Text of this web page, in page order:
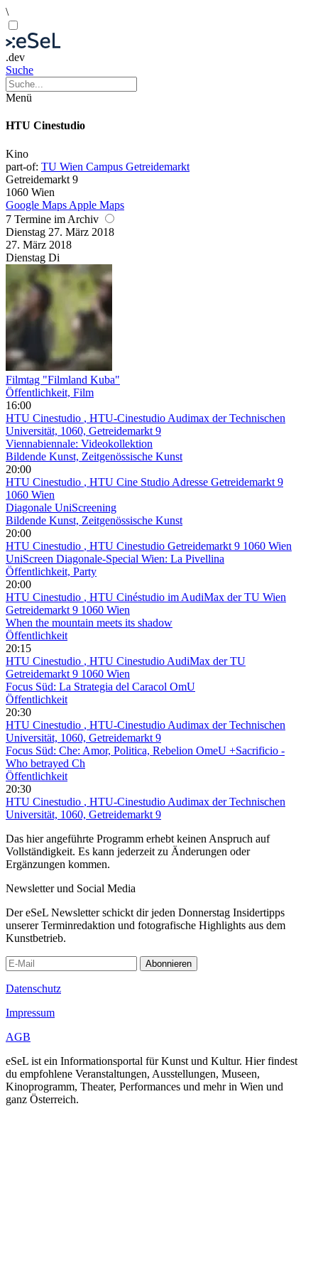
\
.dev
Suche
Menü
HTU Cinestudio
Kino
part-of: TU Wien Campus Getreidemarkt
Getreidemarkt 9
1060 Wien
Google Maps Apple Maps
7 Termine im Archiv
Dienstag 27. März 2018
27. März 2018
Dienstag Di
Filmtag "Filmland Kuba"
Öffentlichkeit, Film
16:00
HTU Cinestudio , HTU-Cinestudio Audimax der Technischen
Universität, 1060, Getreidemarkt 9
Viennabiennale: Videokollektion
Bildende Kunst, Zeitgenössische Kunst
20:00
HTU Cinestudio , HTU Cine Studio Adresse Getreidemarkt 9
1060 Wien
Diagonale UniScreening
Bildende Kunst, Zeitgenössische Kunst
20:00
HTU Cinestudio , HTU Cinestudio Getreidemarkt 9 1060 Wien
UniScreen Diagonale-Special Wien: La Pivellina
Öffentlichkeit, Party
20:00
HTU Cinestudio , HTU Cinéstudio im AudiMax der TU Wien
Getreidemarkt 9 1060 Wien
When the mountain meets its shadow
Öffentlichkeit
20:15
HTU Cinestudio , HTU Cinestudio AudiMax der TU
Getreidemarkt 9 1060 Wien
Focus Süd: La Strategia del Caracol OmU
Öffentlichkeit
20:30
HTU Cinestudio , HTU-Cinestudio Audimax der Technischen
Universität, 1060, Getreidemarkt 9
Focus Süd: Che: Amor, Politica, Rebelion OmeU +Sacrificio -
Who betrayed Ch
Öffentlichkeit
20:30
HTU Cinestudio , HTU-Cinestudio Audimax der Technischen
Universität, 1060, Getreidemarkt 9
Das hier angeführte Programm erhebt keinen Anspruch auf
Vollständigkeit. Es kann jederzeit zu Änderungen oder
Ergänzungen kommen.
Newsletter und Social Media
Der eSeL Newsletter schickt dir jeden Donnerstag Insidertipps
unserer Terminredaktion und fotografische Highlights aus dem
Kunstbetrieb.
Abonnieren
Datenschutz
Impressum
AGB
eSeL ist ein Informationsportal für Kunst und Kultur. Hier findest
du empfohlene Veranstaltungen, Ausstellungen, Museen,
Kinoprogramm, Theater, Performances und mehr in Wien und
ganz Österreich.